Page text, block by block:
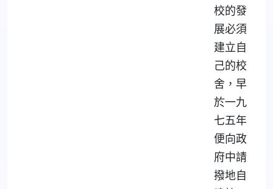
校的發
展必須
建立自
己的校
舍，早
於一九
七五年
便向政
府中請
撥地自